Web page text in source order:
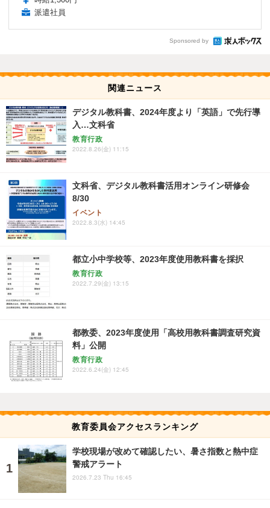
派遣社員
Sponsored by
関連ニュース
デジタル教科書、2024年度より「英語」で先行導
入…文科省
教育行政
2022.8.26(金) 11:15
文科省、デジタル教科書活用オンライン研修会
8/30
イベント
2022.8.3(水) 14:45
都立小中学校等、2023年度使用教科書を採択
教育行政
2022.7.29(金) 13:15
都教委、2023年度使用「高校用教科書調査研究資
料」公開
教育行政
2022.6.24(金) 12:45
教育委員会アクセスランキング
学校現場が改めて確認したい、暑さ指数と熱中症
警戒アラート
2026.7.23 Thu 16:45